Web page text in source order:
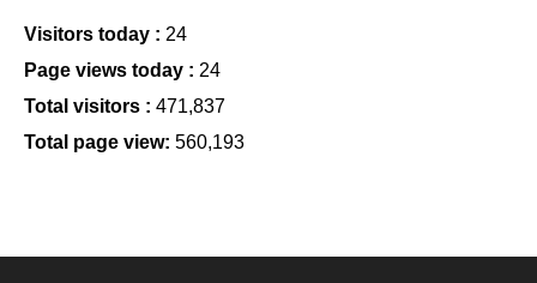
Visitors today : 24
Page views today : 24
Total visitors : 471,837
Total page view: 560,193